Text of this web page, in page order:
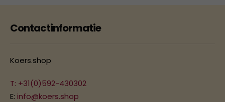
Contactinformatie
Koers.shop
T: +31(0)592-430302
E: info@koers.shop